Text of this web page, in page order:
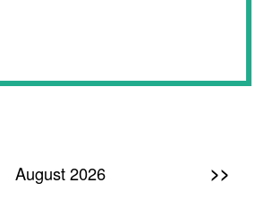
August 2026 >>